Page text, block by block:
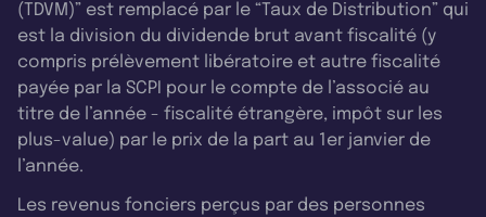
(TDVM)” est remplacé par le “Taux de Distribution” qui
est la division du dividende brut avant fiscalité (y
compris prélèvement libératoire et autre fiscalité
payée par la SCPI pour le compte de l’associé au
titre de l’année - fiscalité étrangère, impôt sur les
plus-value) par le prix de la part au 1er janvier de
l’année.
Les revenus fonciers perçus par des personnes